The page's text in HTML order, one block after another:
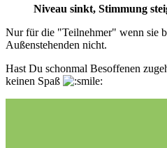
Niveau sinkt, Stimmung
Nur für die "Teilnehmer" wenn sie
Außenstehenden nicht.
Hast Du schonmal Besoffenen
keinen Spaß